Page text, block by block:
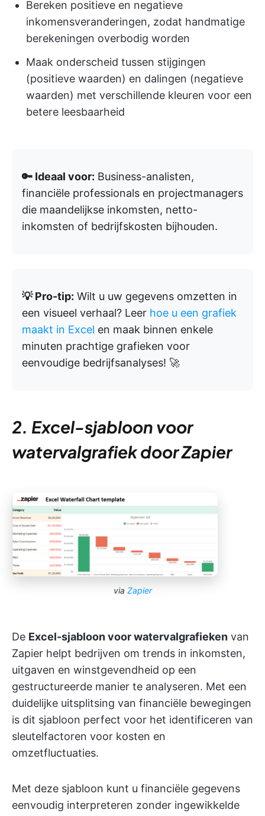
Bereken positieve en negatieve
inkomensveranderingen, zodat handmatige
berekeningen overbodig worden
Maak onderscheid tussen stijgingen
(positieve waarden) en dalingen (negatieve
waarden) met verschillende kleuren voor een
betere leesbaarheid
🔑 Ideaal voor: Business-analisten,
financiële professionals en projectmanagers
die maandelijkse inkomsten, netto-
inkomsten of bedrijfskosten bijhouden.
💡 Pro-tip: Wilt u uw gegevens omzetten in
een visueel verhaal? Leer hoe u een grafiek
maakt in Excel en maak binnen enkele
minuten prachtige grafieken voor
eenvoudige bedrijfsanalyses! 🚀
2. Excel-sjabloon voor
watervalgrafiek door Zapier
via Zapier
De Excel-sjabloon voor watervalgrafieken van
Zapier helpt bedrijven om trends in inkomsten,
uitgaven en winstgevendheid op een
gestructureerde manier te analyseren. Met een
duidelijke uitsplitsing van financiële bewegingen
is dit sjabloon perfect voor het identificeren van
sleutelfactoren voor kosten en
omzetfluctuaties.
Met deze sjabloon kunt u financiële gegevens
eenvoudig interpreteren zonder ingewikkelde